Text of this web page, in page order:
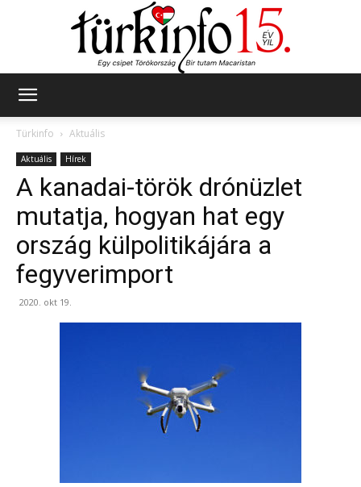
Türkinfo
Aktuális
Aktuális Hírek
A kanadai-török drónüzlet
mutatja, hogyan hat egy
ország külpolitikájára a
fegyverimport
2020. okt 19.